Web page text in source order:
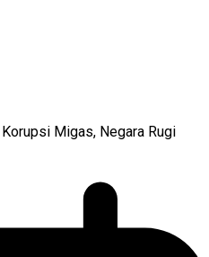
Migas, Negara Rugi